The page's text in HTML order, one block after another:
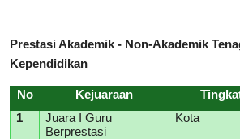
Prestasi Akademik - Non-Akademik
Kependidikan
No Kejuaraan
1
Juara I Guru
Berprestasi
Kota